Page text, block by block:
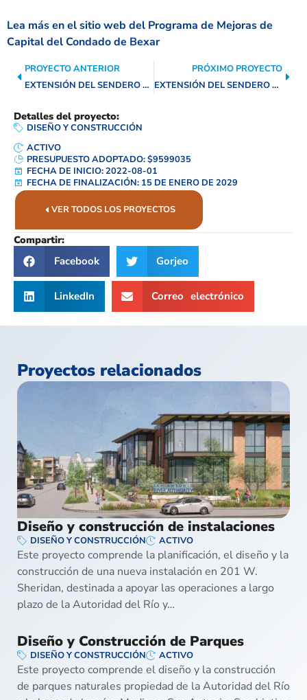
Lea más en el sitio web del Programa de Mejoras de
Capital del Condado de Bexar
PROYECTO ANTERIOR
EXTENSIÓN DEL SENDERO MARTINEZ CREEK
PRÓXIMO PROYECTO
EXTENSIÓN DEL SENDERO LEON CREEK
Detalles del proyecto:
DISEÑO Y CONSTRUCCIÓN
ACTIVO
PRESUPUESTO ADOPTADO: $9599035
FECHA DE INICIO: 2022-08-01
FECHA DE FINALIZACIÓN: 15 DE ENERO DE 2029
VER TODOS LOS PROYECTOS
Compartir:
Facebook
Gorjeo
LinkedIn Correo electrónico
Proyectos relacionados
Diseño y construcción de instalaciones
DISEÑO Y CONSTRUCCIÓN ACTIVO
Este proyecto comprende la planificación, el diseño y la
construcción de una nueva instalación en 201 W.
Sheridan, destinada a apoyar las operaciones a largo
plazo de la Autoridad del Río y…
Diseño y Construcción de Parques
DISEÑO Y CONSTRUCCIÓN ACTIVO
Este proyecto comprende el diseño y la construcción
de parques naturales propiedad de la Autoridad del Río